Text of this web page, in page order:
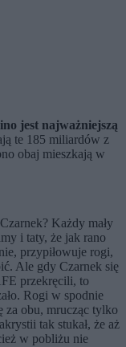
jest najważniejszą
te 185 miliardów z
obaj mieszkają w
Każdy mały
i taty, że jak rano
przypiłowuje rogi,
Ale gdy Czarnek się
przekręcili, to
Rogi w spodnie
za obu, mrucząc tylko
tak stukał, że aż
w pobliżu nie